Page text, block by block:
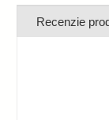
Recenzie